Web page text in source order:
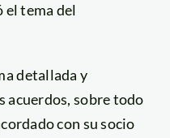
el tema del
detallada y
acuerdos, sobre todo
con su socio